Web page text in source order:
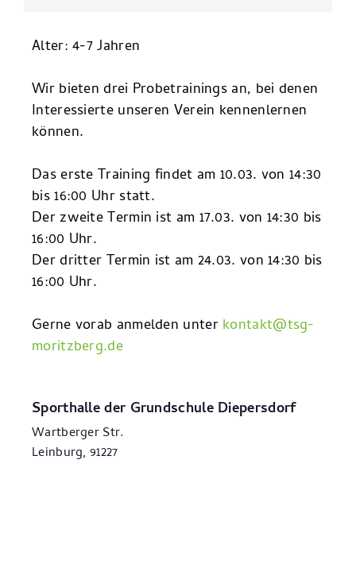
Alter: 4-7 Jahren
Wir bieten drei Probetrainings an, bei denen
Interessierte unseren Verein kennenlernen
können.
Das erste Training findet am 10.03. von 14:30
bis 16:00 Uhr statt.
Der zweite Termin ist am 17.03. von 14:30 bis
16:00 Uhr.
Der dritter Termin ist am 24.03. von 14:30 bis
16:00 Uhr.
Gerne vorab anmelden unter kontakt@tsg-
moritzberg.de
Sporthalle der Grundschule Diepersdorf
Wartberger Str.
Leinburg, 91227